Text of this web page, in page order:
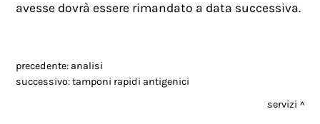
avesse dovrà essere rimandato a data successiva.
precedente: analisi
successivo:tamponi rapidi antigenici
servizi